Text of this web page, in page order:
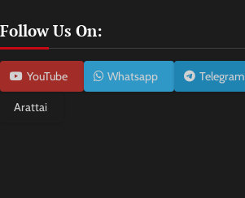
Follow Us On:
YouTube Whatsapp Telegram
Arattai